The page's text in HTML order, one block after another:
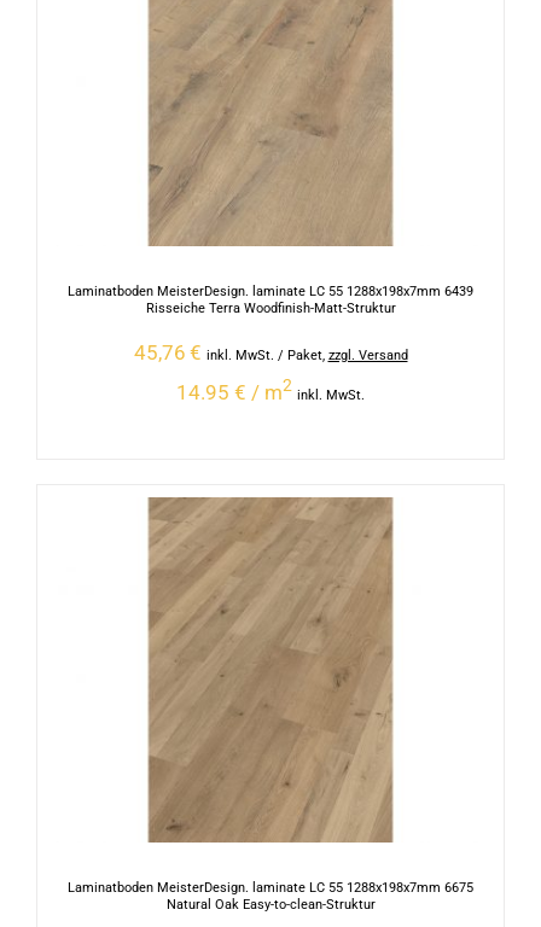
Laminatboden MeisterDesign. laminate LC 55 1288x198x7mm 6439
Risseiche Terra Woodfinish-Matt-Struktur
45,76 € inkl. MwSt. / Paket, zzgl. Versand
14.95 € / m2
inkl. MwSt.
Laminatboden MeisterDesign. laminate LC 55 1288x198x7mm 6675
Natural Oak Easy-to-clean-Struktur